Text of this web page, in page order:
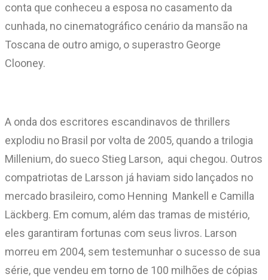
conta que conheceu a esposa no casamento da
cunhada, no cinematográfico cenário da mansão na
Toscana de outro amigo, o superastro George
Clooney.
A onda dos escritores escandinavos de thrillers
explodiu no Brasil por volta de 2005, quando a trilogia
Millenium, do sueco Stieg Larson, aqui chegou. Outros
compatriotas de Larsson já haviam sido lançados no
mercado brasileiro, como Henning Mankell e Camilla
Läckberg. Em comum, além das tramas de mistério,
eles garantiram fortunas com seus livros. Larson
morreu em 2004, sem testemunhar o sucesso de sua
série, que vendeu em torno de 100 milhões de cópias